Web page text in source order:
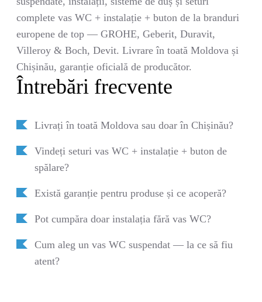
complete vas WC + instalație + buton de la branduri
europene de top — GROHE, Geberit, Duravit,
Villeroy & Boch, Devit. Livrare în toată Moldova și
Chișinău, garanție oficială de producător.
Întrebări frecvente
Livrați în toată Moldova sau doar în Chișinău?
Vindeți seturi vas WC + instalație + buton de
spălare?
Există garanție pentru produse și ce acoperă?
Pot cumpăra doar instalația fără vas WC?
Cum aleg un vas WC suspendat — la ce să fiu
atent?